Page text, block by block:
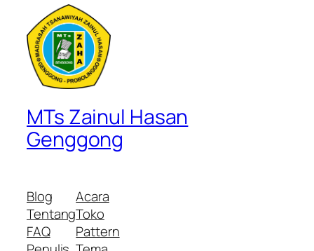
MTs Zainul Hasan
Genggong
Blog
Tentang
FAQ
Acara
Toko
Pattern